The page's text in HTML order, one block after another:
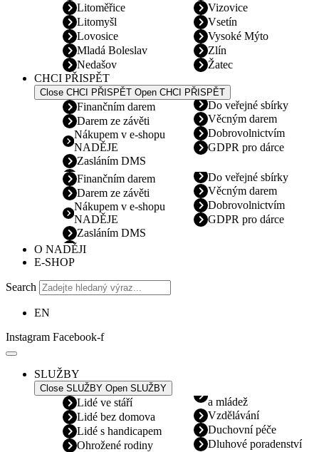
Litoměřice
Litomyšl
Lovosice
Mladá Boleslav
Nedašov
Vizovice
Vsetín
Vysoké Mýto
Zlín
Žatec
CHCI PŘISPĚT
Close CHCI PŘISPĚT Open CHCI PŘISPĚT
Finančním darem
Darem ze závěti
Nákupem v e-shopu
NADĚJE
Zasláním DMS
Do veřejné sbírky
Věcným darem
Dobrovolnictvím
GDPR pro dárce
Finančním darem
Darem ze závěti
Nákupem v e-shopu
NADĚJE
Zasláním DMS
Do veřejné sbírky
Věcným darem
Dobrovolnictvím
GDPR pro dárce
O NADĚJI
E-SHOP
Search
EN
Instagram Facebook-f
SLUŽBY
Close SLUŽBY Open SLUŽBY
Lidé ve stáří
Lidé bez domova
Lidé s handicapem
Ohrožené rodiny
a mládež
Vzdělávání
Duchovní péče
Dluhové poradenství